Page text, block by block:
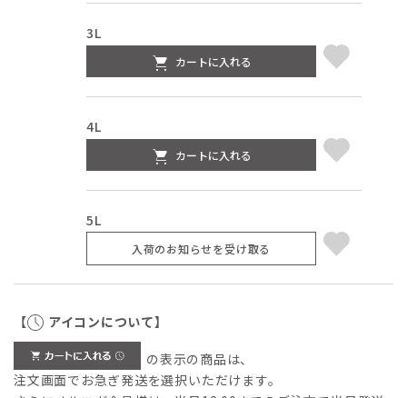
3L
カートに入れる
4L
カートに入れる
5L
入荷のお知らせを受け取る
【 アイコンについて】
の表示の商品は、
注文画面でお急ぎ発送を選択いただけます。